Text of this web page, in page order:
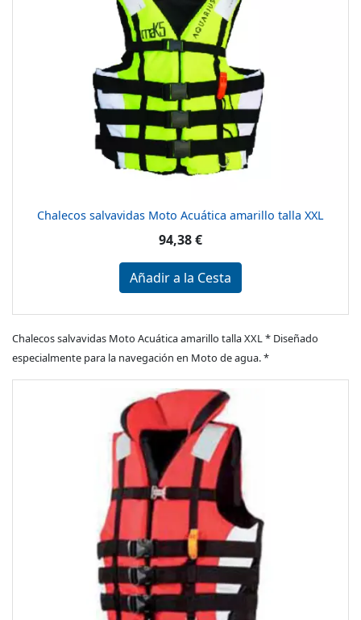
Chalecos salvavidas Moto Acuática amarillo talla XXL
94,38 €
Añadir a la Cesta
Chalecos salvavidas Moto Acuática amarillo talla XXL * Diseñado
especialmente para la navegación en Moto de agua. *